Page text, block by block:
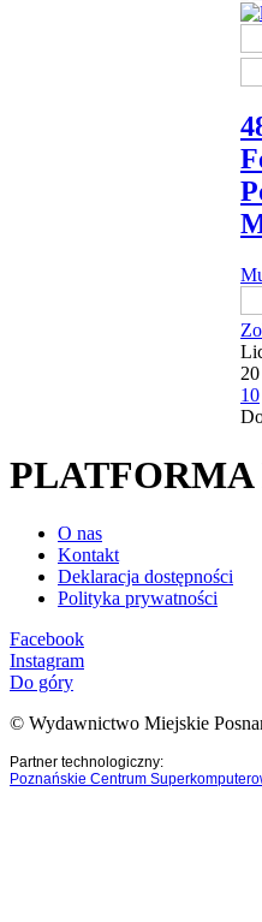
20
10
O nas
Kontakt
Deklaracja dostępności
Polityka prywatności
Facebook
Instagram
Do góry
© Wydawnictwo Miejskie
Partner technologiczny:
Poznańskie Centrum